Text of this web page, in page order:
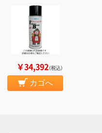
￥34,392（税込）
カゴへ